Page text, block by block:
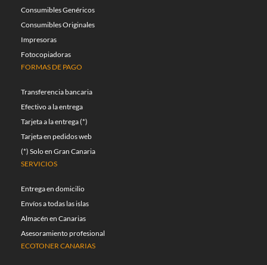
Consumibles Genéricos
Consumibles Originales
Impresoras
Fotocopiadoras
FORMAS DE PAGO
Transferencia bancaria
Efectivo a la entrega
Tarjeta a la entrega (*)
Tarjeta en pedidos web
(*) Solo en Gran Canaria
SERVICIOS
Entrega en domicilio
Envíos a todas las islas
Almacén en Canarias
Asesoramiento profesional
ECOTONER CANARIAS